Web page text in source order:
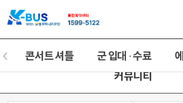
콘서트 셔틀 군 입대 · 수료
커뮤니티